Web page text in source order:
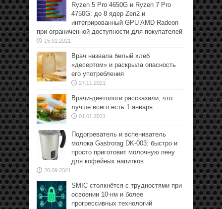
Ryzen 5 Pro 4650G и Ryzen 7 Pro
4750G: до 8 ядер Zen2 и
интегрированный GPU AMD Radeon
при ограниченной доступности для покупателей
15.01.2021
Врач назвала белый хлеб
«десертом» и раскрыла опасность
его употребления
27.11.2021
Врачи-диетологи рассказали, что
лучше всего есть 1 января
01.01.2021
Подогреватель и вспениватель
молока Gastrorag DK-003: быстро и
просто приготовит молочную пену
для кофейных напитков
20.09.2021
SMIC столкнётся с трудностями при
освоении 10-нм и более
прогрессивных технологий